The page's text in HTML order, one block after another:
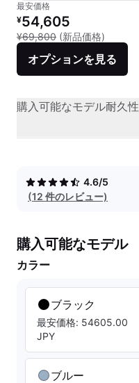
最安価格
リファービッシュ品の価格：
¥54,605
¥69,800 (新品価格)
オプションを見る
購入可能なモデル耐久性
4.6/5
(12 件のレビュー)
購入可能なモデル
カラー
ブラック
最安価格: 54605.00
JPY
ブルー